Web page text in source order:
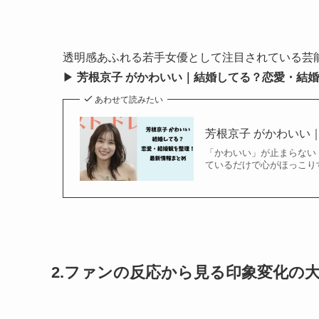
透明感あふれる若手女優として注目されている
▶︎ 芳根京子 がかわいい｜結婚してる？恋愛・結
あわせて読みたい
芳根京子 がかわいい
「かわいい」が止まらな
ているだけで心がほっこ
2.ファンの反応から見る印象変化の